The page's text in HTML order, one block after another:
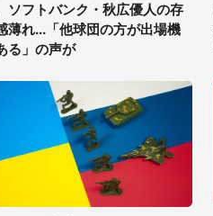
ソフトバンク・秋広優人の存
薄れ...「他球団の方が出場機
る」の声が